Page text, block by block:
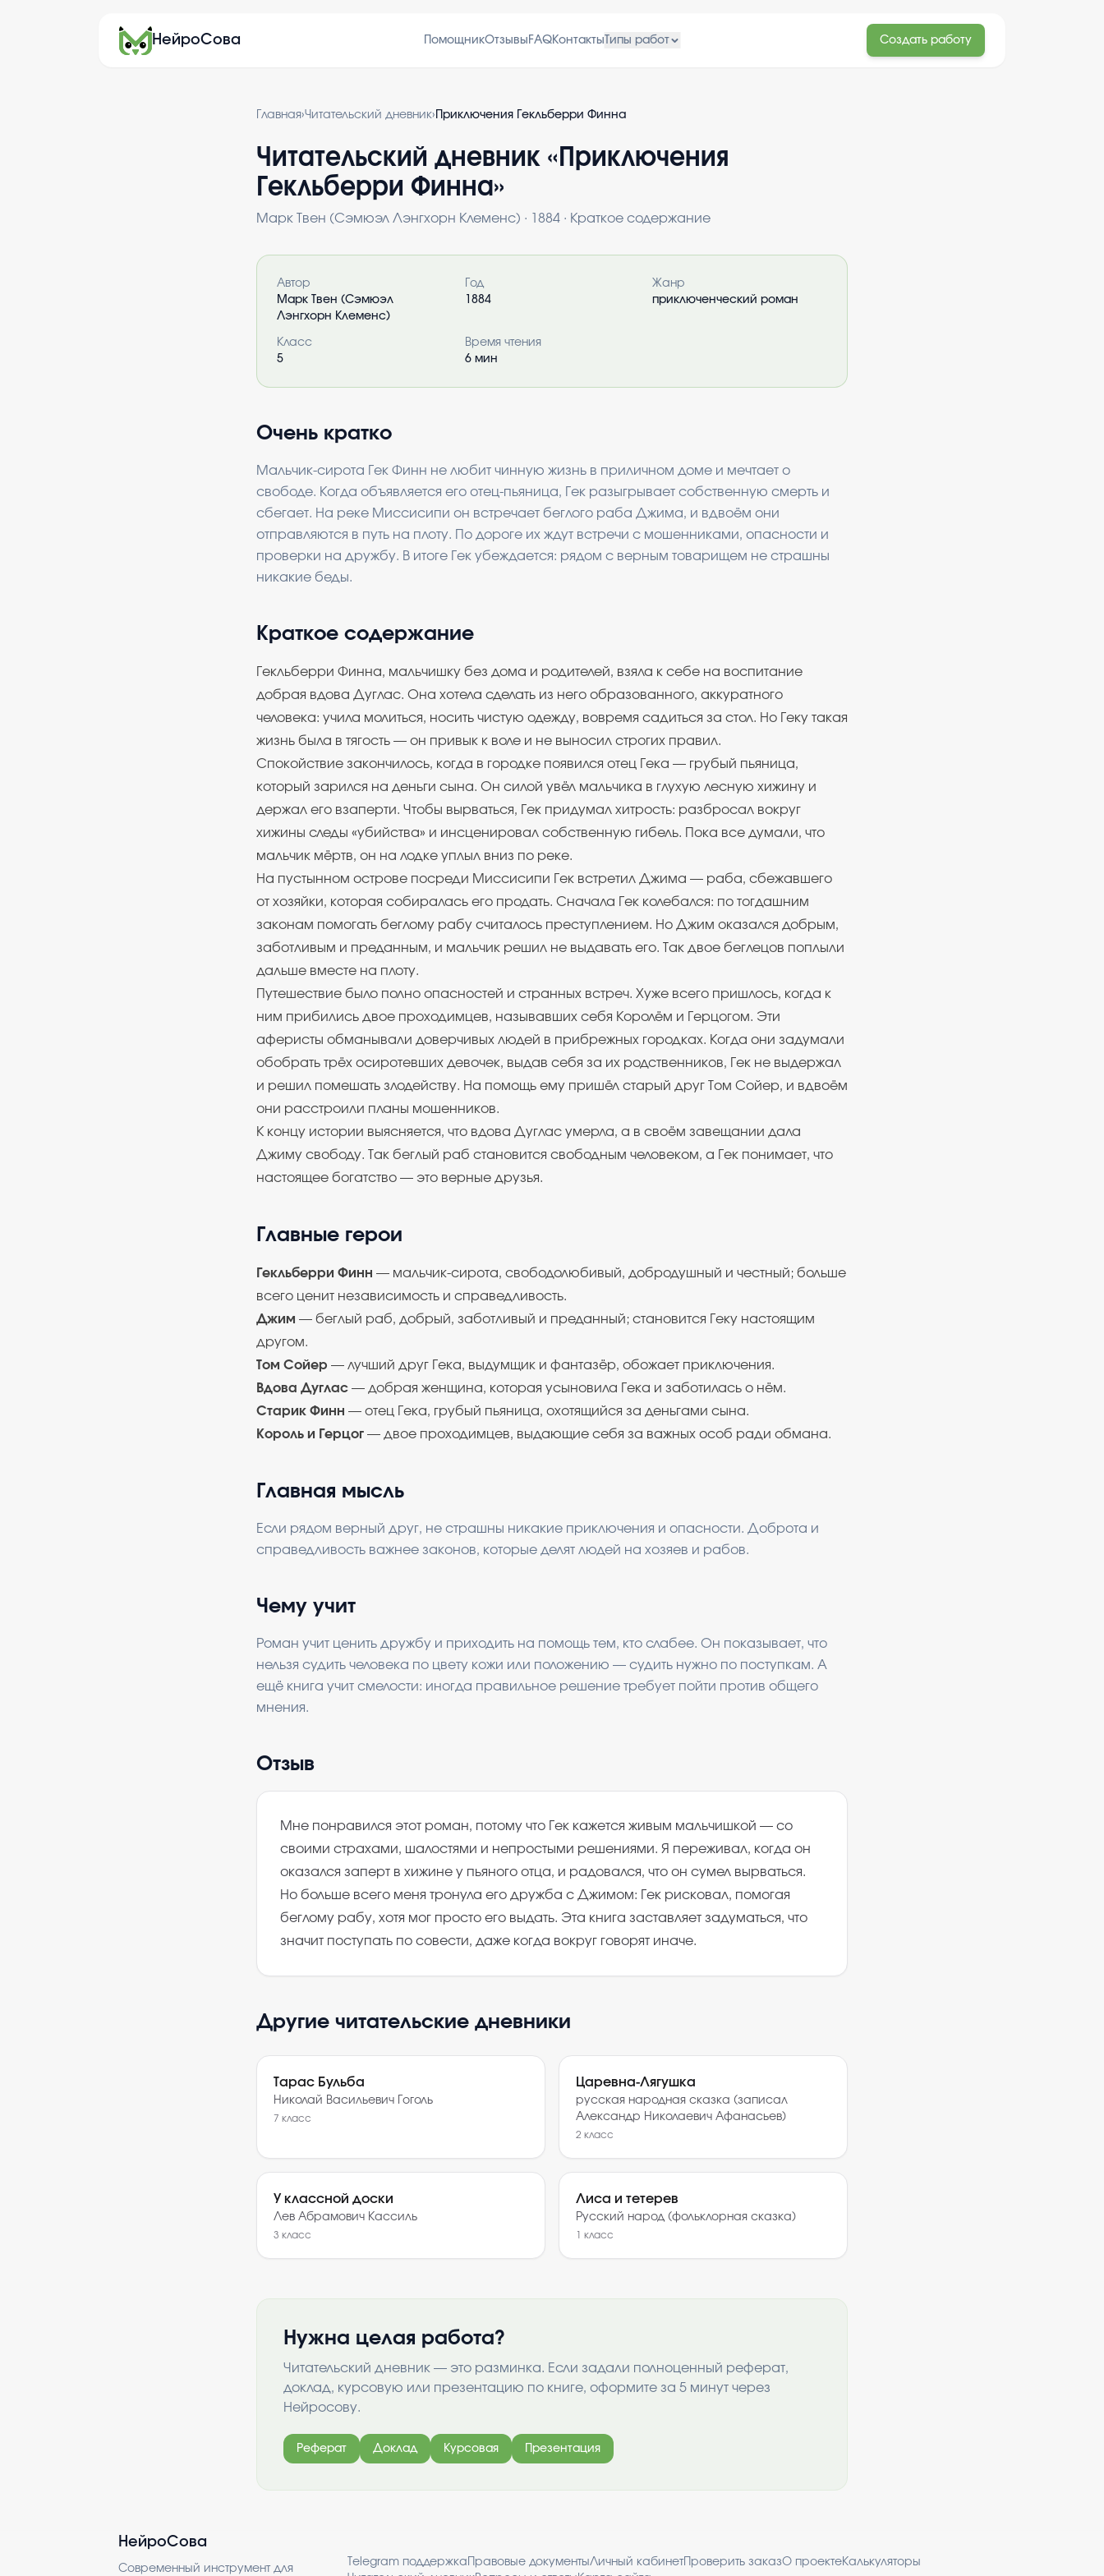
НейроСова ПомощникОтзывы FAQКонтакты Типы работ Создать работу
Главная›Читательский дневник› Приключения Гекльберри Финна
Читательский дневник « Приключения
Гекльберри Финна»
Марк Твен (Сэмюэл Лэнгхорн Клеменс) · 1884 · Краткое содержание
Информация о книге
Автор
Марк Твен (Сэмюэл
Лэнгхорн Клеменс)
Год
1884
Жанр
приключенческий роман
Класс
5
Время чтения
6мин
Очень кратко
Мальчик-сирота Гек Финн не любит чинную жизнь в приличном доме и мечтает о
свободе. Когда объявляется его отец-пьяница, Гек разыгрывает собственную смерть и
сбегает. На реке Миссисипи он встречает беглого раба Джима, и вдвоём они
отправляются в путь на плоту. По дороге их ждут встречи с мошенниками, опасности и
проверки на дружбу. В итоге Гек убеждается: рядом с верным товарищем не страшны
никакие беды.
Краткое содержание
Гекльберри Финна, мальчишку без дома и родителей, взяла к себе на воспитание
добрая вдова Дуглас. Она хотела сделать из него образованного, аккуратного
человека: учила молиться, носить чистую одежду, вовремя садиться за стол. Но Геку такая
жизнь была в тягость — он привык к воле и не выносил строгих правил.
Спокойствие закончилось, когда в городке появился отец Гека — грубый пьяница,
который зарился на деньги сына. Он силой увёл мальчика в глухую лесную хижину и
держал его взаперти. Чтобы вырваться, Гек придумал хитрость: разбросал вокруг
хижины следы «убийства» и инсценировал собственную гибель. Пока все думали, что
мальчик мёртв, он на лодке уплыл вниз по реке.
На пустынном острове посреди Миссисипи Гек встретил Джима — раба, сбежавшего
от хозяйки, которая собиралась его продать. Сначала Гек колебался: по тогдашним
законам помогать беглому рабу считалось преступлением. Но Джим оказался добрым,
заботливым и преданным, и мальчик решил не выдавать его. Так двое беглецов поплыли
дальше вместе на плоту.
Путешествие было полно опасностей и странных встреч. Хуже всего пришлось, когда к
ним прибились двое проходимцев, называвших себя Королём и Герцогом. Эти
аферисты обманывали доверчивых людей в прибрежных городках. Когда они задумали
обобрать трёх осиротевших девочек, выдав себя за их родственников, Гек не выдержал
и решил помешать злодейству. На помощь ему пришёл старый друг Том Сойер, и вдвоём
они расстроили планы мошенников.
К концу истории выясняется, что вдова Дуглас умерла, а в своём завещании дала
Джиму свободу. Так беглый раб становится свободным человеком, а Гек понимает, что
настоящее богатство — это верные друзья.
Главные герои
Гекльберри Финн — мальчик-сирота, свободолюбивый, добродушный и честный; больше
всего ценит независимость и справедливость.
Джим — беглый раб, добрый, заботливый и преданный; становится Геку настоящим
другом.
Том Сойер — лучший друг Гека, выдумщик и фантазёр, обожает приключения.
Вдова Дуглас — добрая женщина, которая усыновила Гека и заботилась о нём.
Старик Финн — отец Гека, грубый пьяница, охотящийся за деньгами сына.
Король и Герцог — двое проходимцев, выдающие себя за важных особ ради обмана.
Главная мысль
Если рядом верный друг, не страшны никакие приключения и опасности. Доброта и
справедливость важнее законов, которые делят людей на хозяев и рабов.
Чему учит
Роман учит ценить дружбу и приходить на помощь тем, кто слабее. Он показывает, что
нельзя судить человека по цвету кожи или положению — судить нужно по поступкам. А
ещё книга учит смелости: иногда правильное решение требует пойти против общего
мнения.
Отзыв
Мне понравился этот роман, потому что Гек кажется живым мальчишкой — со
своими страхами, шалостями и непростыми решениями. Я переживал, когда он
оказался заперт в хижине у пьяного отца, и радовался, что он сумел вырваться.
Но больше всего меня тронула его дружба с Джимом: Гек рисковал, помогая
беглому рабу, хотя мог просто его выдать. Эта книга заставляет задуматься, что
значит поступать по совести, даже когда вокруг говорят иначе.
Другие читательские дневники
Тарас Бульба
Николай Васильевич Гоголь
7 класс
Царевна-Лягушка
русская народная сказка (записал
Александр Николаевич Афанасьев)
2 класс
У классной доски
Лев Абрамович Кассиль
3 класс
Лиса и тетерев
Русский народ (фольклорная сказка)
1 класс
Нужна целая работа?
Читательский дневник — это разминка. Если задали полноценный реферат,
доклад, курсовую или презентацию по книге, оформите за 5 минут через
Нейросову.
Реферат Доклад Курсовая Презентация
НейроСова
Современный инструмент для
Telegram поддержка Правовые документыЛичный кабинетПроверить заказО проектеКалькуляторы